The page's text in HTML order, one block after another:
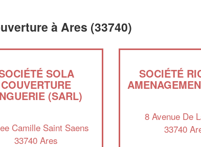
à Ares (33740)
SOLA
COUVERTURE
(SARL)
Camille Saint Saens
33740 Ares
SOCIÉTÉ
8 Avenue De
33740